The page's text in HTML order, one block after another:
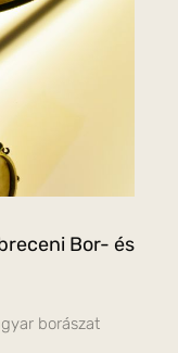
Bor- és
borászat